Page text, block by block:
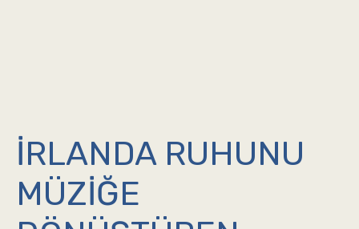
İRLANDA RUHUNU
MÜZIĞE